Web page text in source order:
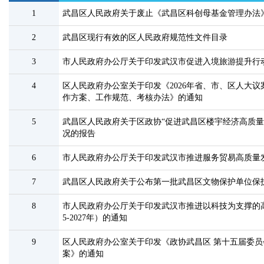
1 武昌区人民政府关于废止《武昌区科创母基金管理办法
2 武昌区现行有效的区人民政府规范性文件目录
3 市人民政府办公厅关于印发武汉市促进入境旅游提升
4
区人民政府办公室关于印发《2026年省、市、区人大
作方案、工作规范、考核办法》的通知
5
武昌区人民政府关于区政协“促进武昌区楼宇经济高质
况的报告
6 市人民政府办公厅关于印发武汉市推进服务贸易高质量
7 武昌区人民政府关于公布第一批武昌区文物保护单位
8
市人民政府办公厅关于印发武汉市推进以科技为支撑
5-2027年）的通知
9
区人民政府办公室关于印发《政协武昌区 第十五届委
案》的通知